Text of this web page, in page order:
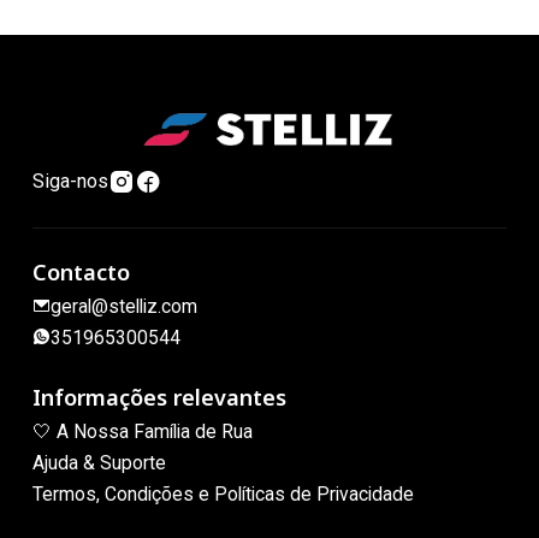
Siga-nos
Contacto
geral@stelliz.com
351965300544
Informações relevantes
🤍 A Nossa Família de Rua
Ajuda & Suporte
Termos, Condições e Políticas de Privacidade